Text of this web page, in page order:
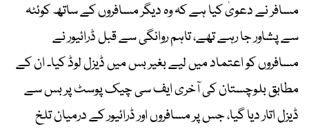
مسافر نے دعویٰ کیا ہے کہ وہ دیگر مسافروں کے ساتھ کوئٹہ
سے پشاور جا رہے تھے، تاہم روانگی سے قبل ڈرائیور نے
مسافروں کو اعتماد میں لیے بغیر بس میں ڈیزل لوڈ کیا۔ ان کے
مطابق بلوچستان کی آخری ایف سی چیک پوسٹ پر بس سے
ڈیزل اتار دیا گیا، جس پر مسافروں اور ڈرائیور کے درمیان تلخ